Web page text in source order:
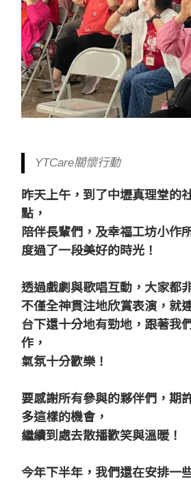
YTCare關懷行動
昨天上午，到了中壢真理堂的
點，
陪伴長輩們，及幸福工坊小作
度過了一段美好的時光！
透過戲劇與歌唱互動，大家都
不僅全神貫注地欣賞表演，就
台下還十分地有勁地，跟著我
作，
氣氛十分歡樂！
要感謝所有參與的夥伴們，期
多這樣的機會，
繼續到處去散播歡笑與溫暖！
今年下半年，我們還在安排一